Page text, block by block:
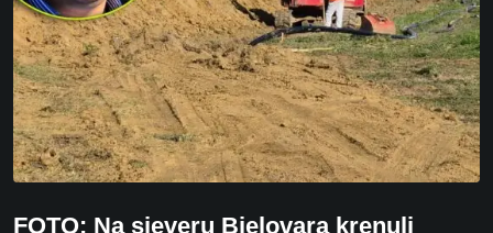
FOTO: Na sjeveru Bjelovara krenuli